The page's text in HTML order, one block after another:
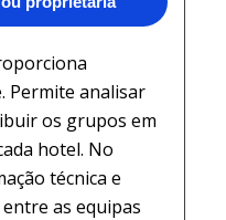
Permite analisar
os grupos em
hotel. No
técnica e
as equipas